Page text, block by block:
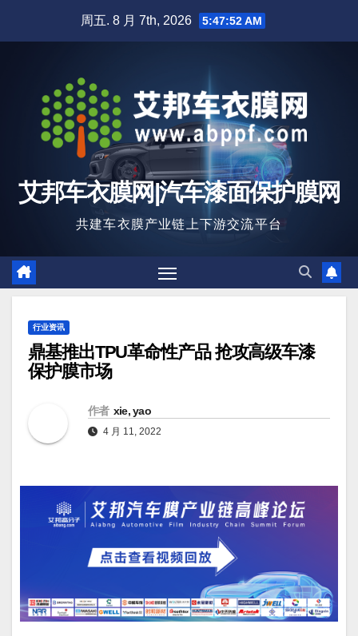
周五. 8 月 7th, 2026 5:47:53 AM
艾邦车衣膜网|汽车漆面保护膜网
共建车衣膜产业链上下游交流平台
行业资讯
鼎基推出TPU革命性产品 抢攻高级车漆
保护膜市场
作者 xie, yao
4 月 11, 2022